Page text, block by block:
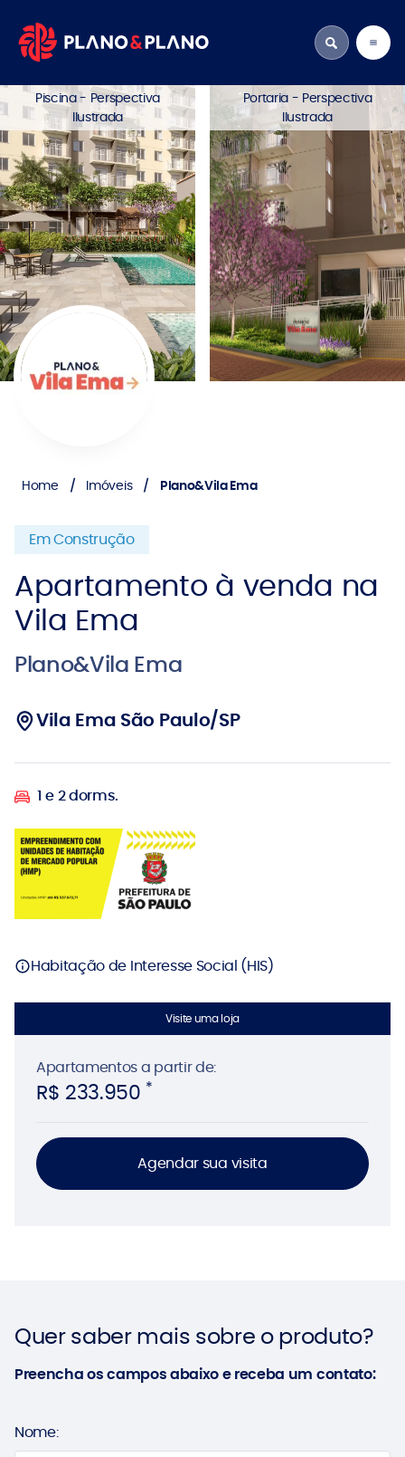
Piscina - Perspectiva
Ilustrada
Portaria - Perspectiva
Ilustrada
Home Imóveis Plano&Vila Ema
Em Construção
Apartamento à venda na
Vila Ema
Plano&Vila Ema
Vila Ema São Paulo/SP
1 e 2 dorms.
Habitação de Interesse Social (HIS)
Visite uma loja
Apartamentosa partir de:
R$ 233.950 *
Agendar sua visita
Quer saber mais sobre o produto?
Preencha os campos abaixo e receba um contato:
Nome: